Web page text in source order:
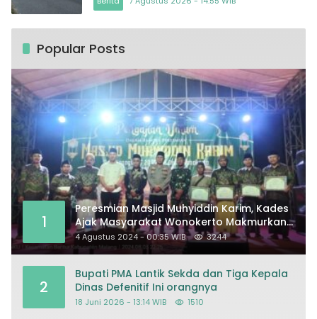
Popular Posts
1
Peresmian Masjid Muhyiddin Karim, Kades
Ajak Masyarakat Wonokerto Makmurkan
Masjid
4 Agustus 2024 - 00:35 WIB 3244
2
Bupati PMA Lantik Sekda dan Tiga Kepala
Dinas Defenitif Ini orangnya
18 Juni 2026 - 13:14 WIB 1510